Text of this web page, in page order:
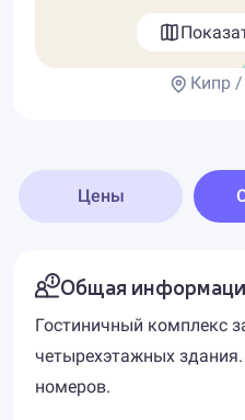
Кипр
Цены
Общая
Гостиничный комплекс
четырехэтажных здания.
номеров.